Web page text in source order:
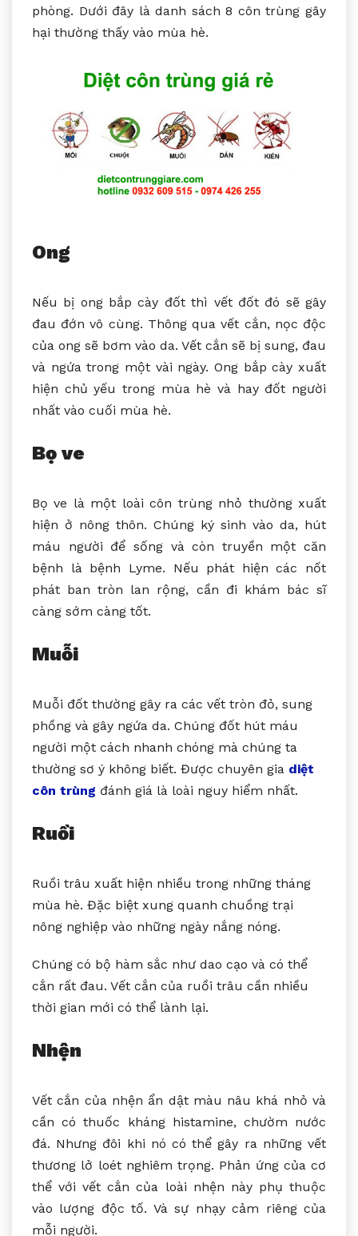
phòng. Dưới đây là danh sách 8 côn trùng gây
hại thường thấy vào mùa hè.
Ong
Nếu bị ong bắp cày đốt thì vết đốt đó sẽ gây
đau đớn vô cùng. Thông qua vết cắn, nọc độc
của ong sẽ bơm vào da. Vết cắn sẽ bị sung, đau
và ngứa trong một vài ngày. Ong bắp cày xuất
hiện chủ yếu trong mùa hè và hay đốt người
nhất vào cuối mùa hè.
Bọ ve
Bọ ve là một loài côn trùng nhỏ thường xuất
hiện ở nông thôn. Chúng ký sinh vào da, hút
máu người để sống và còn truyền một căn
bệnh là bệnh Lyme. Nếu phát hiện các nốt
phát ban tròn lan rộng, cần đi khám bác sĩ
càng sớm càng tốt.
Muỗi
Muỗi đốt thường gây ra các vết tròn đỏ, sung
phồng và gây ngứa da. Chúng đốt hút máu
người một cách nhanh chóng mà chúng ta
thường sơ ý không biết. Được chuyên gia diệt
côn trùng đánh giá là loài nguy hiểm nhất.
Ruồi
Ruồi trâu xuất hiện nhiều trong những tháng
mùa hè. Đặc biệt xung quanh chuồng trại
nông nghiệp vào những ngày nắng nóng.
Chúng có bộ hàm sắc như dao cạo và có thể
cắn rất đau. Vết cắn của ruồi trâu cần nhiều
thời gian mới có thể lành lại.
Nhện
Vết cắn của nhện ẩn dật màu nâu khá nhỏ và
cần có thuốc kháng histamine, chườm nước
đá. Nhưng đôi khi nó có thể gây ra những vết
thương lở loét nghiêm trọng. Phản ứng của cơ
thể với vết cắn của loài nhện này phụ thuộc
vào lượng độc tố. Và sự nhạy cảm riêng của
mỗi người.